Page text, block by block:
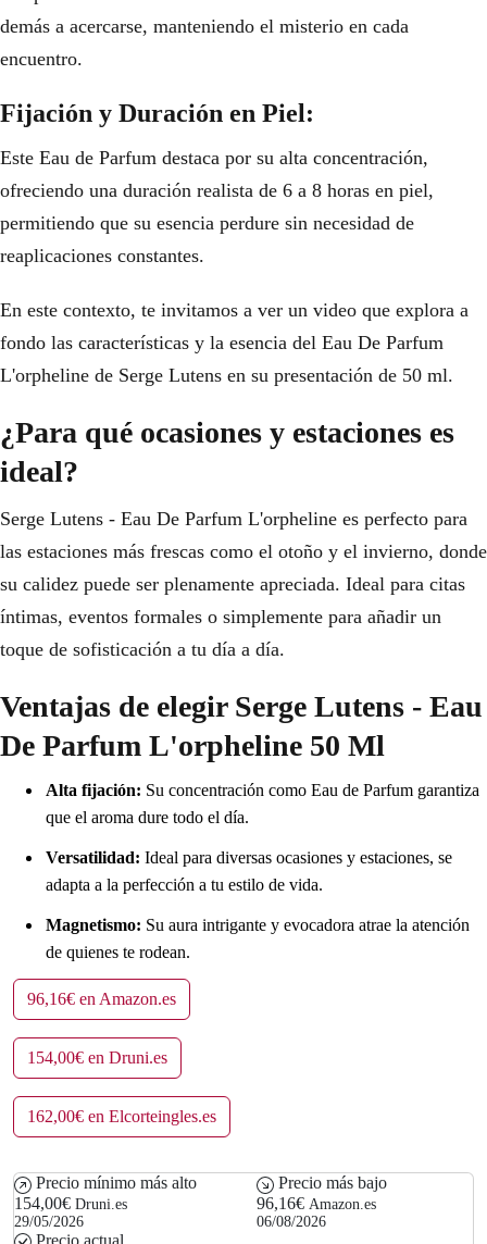
demás a acercarse, manteniendo el misterio en cada
encuentro.
Fijación y Duración en Piel:
Este Eau de Parfum destaca por su alta concentración,
ofreciendo una duración realista de 6 a 8 horas en piel,
permitiendo que su esencia perdure sin necesidad de
reaplicaciones constantes.
En este contexto, te invitamos a ver un video que explora a
fondo las características y la esencia del Eau De Parfum
L'orpheline de Serge Lutens en su presentación de 50 ml.
¿Para qué ocasiones y estaciones es
ideal?
Serge Lutens - Eau De Parfum L'orpheline es perfecto para
las estaciones más frescas como el otoño y el invierno, donde
su calidez puede ser plenamente apreciada. Ideal para citas
íntimas, eventos formales o simplemente para añadir un
toque de sofisticación a tu día a día.
Ventajas de elegir Serge Lutens - Eau
De Parfum L'orpheline 50 Ml
Alta fijación: Su concentración como Eau de Parfum garantiza
que el aroma dure todo el día.
Versatilidad: Ideal para diversas ocasiones y estaciones, se
adapta a la perfección a tu estilo de vida.
Magnetismo: Su aura intrigante y evocadora atrae la atención
de quienes te rodean.
96,16€ en Amazon.es
154,00€ en Druni.es
162,00€ en Elcorteingles.es
Precio mínimo más alto
154,00€ Druni.es
29/05/2026
Precio más bajo
96,16€ Amazon.es
06/08/2026
Precio actual